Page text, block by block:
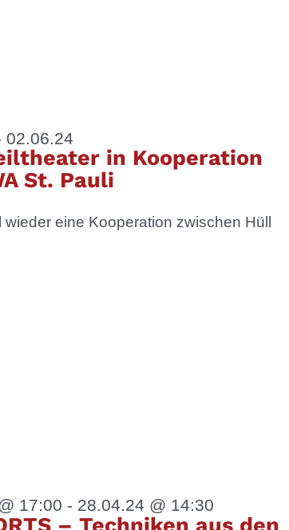
02.06.24
in Kooperation
St. Pauli
wieder eine Kooperation zwischen Hüll
17:00 - 28.04.24 @ 14:30